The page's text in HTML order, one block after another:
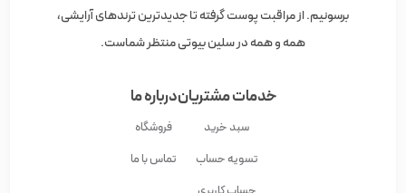
برسونیم. از مراقبت پوست گرفته تا جدیدترین ترندهای آرایشی،
همه و همه در سلین بیوتی منتظر شماست.
خدمات مشتریان
سبد خرید
تسویه حساب
درباره ما
فروشگاه
تماس با ما